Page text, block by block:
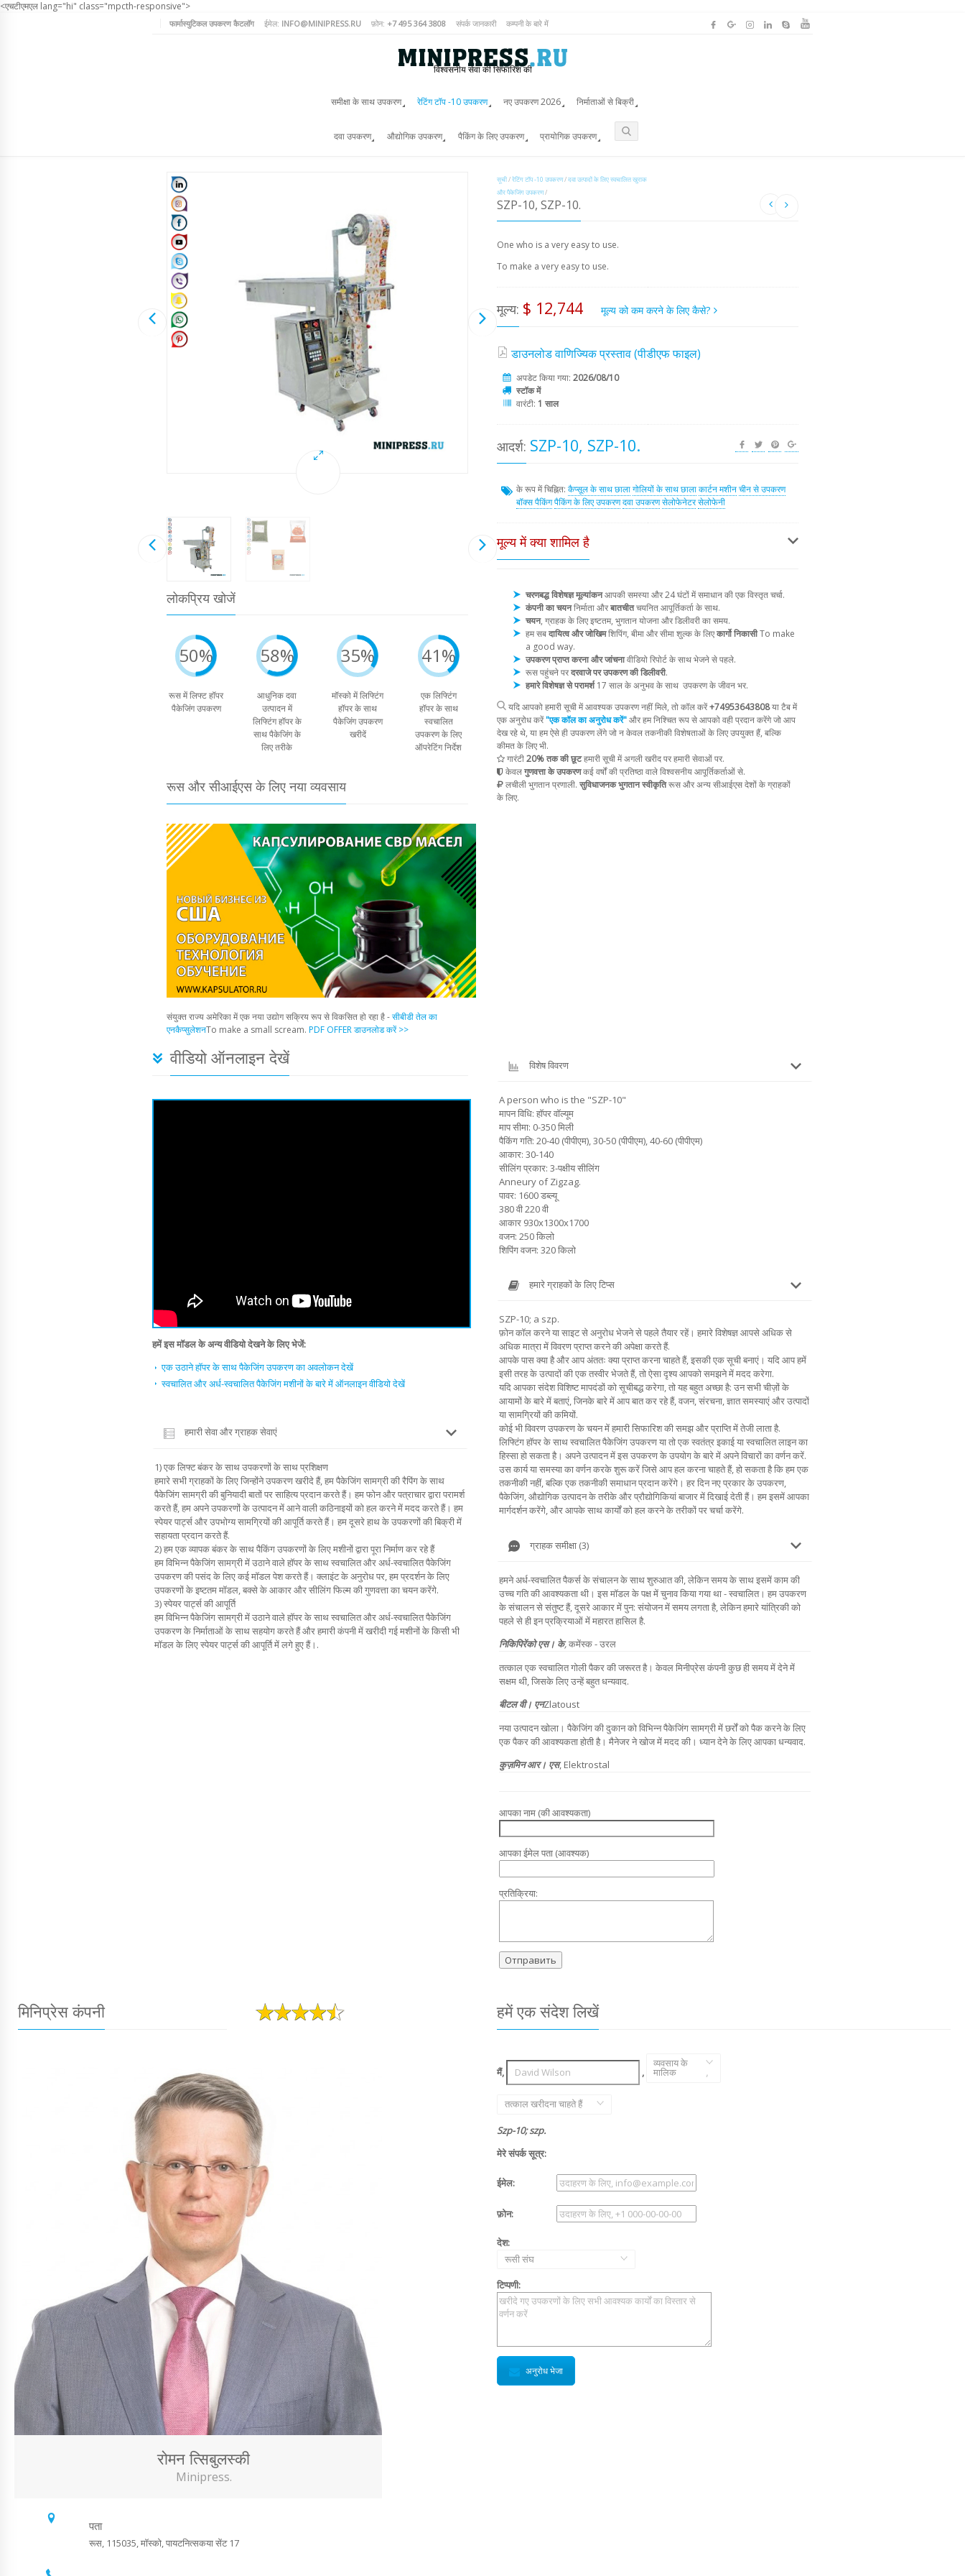
<एचटीएमएल lang="hi" class="mpcth-responsive">
फार्मास्युटिकल उपकरण कैटलॉग ईमेल: INFO@MINIPRESS.RU फ़ोन: +7 495 364 3808 संपर्क जानकारी कम्पनी के बारे में
विश्वसनीय सेवा की सिफारिश की
समीक्षा के साथ उपकरण रेटिंग टॉप -10 उपकरण नए उपकरण 2026 निर्माताओं से बिक्री
दवा उपकरण औद्योगिक उपकरण पैकिंग के लिए उपकरण प्रायोगिक उपकरण
लोकप्रिय खोजें
50%
रूस में लिफ्ट हॉपर
पैकेजिंग उपकरण
58%
आधुनिक दवा
उत्पादन में
लिफ्टिंग हॉपर के
साथ पैकेजिंग के
लिए तरीके
35%
मॉस्को में लिफ्टिंग
हॉपर के साथ
पैकेजिंग उपकरण
खरीदें
41%
एक लिफ्टिंग
हॉपर के साथ
स्वचालित
उपकरण के लिए
ऑपरेटिंग निर्देश
रूस और सीआईएस के लिए नया व्यवसाय
संयुक्त राज्य अमेरिका में एक नया उद्योग सक्रिय रूप से विकसित हो रहा है -सीबीडी तेल का
एनकैप्सुलेशनTo make a small scream. PDF OFFER डाउनलोड करें >>
सूची/रेटिंग टॉप -10 उपकरण/दवा उत्पादों के लिए स्वचालित खुराक
और पैकेजिंग उपकरण/
SZP-10, SZP-10.
One who is a very easy to use.
To make a very easy to use.
मूल्य: $ 12,744 मूल्य को कम करने के लिए कैसे?
डाउनलोड वाणिज्यिक प्रस्ताव (पीडीएफ फाइल)
अपडेट किया गया: 2026/08/10
स्टॉक में
वारंटी: 1 साल
आदर्श: SZP-10, SZP-10.
के रूप में चिह्नित: कैप्सूल के साथ छालागोलियों के साथ छालाकार्टन मशीनचीन से उपकरण
बॉक्स पैकिंगपैकिंग के लिए उपकरणदवा उपकरणसेलोफेनेटरसेलोफेनी
मूल्य में क्या शामिल है
चरणबद्ध विशेषज्ञ मूल्यांकनआपकी समस्या और 24 घंटों में समाधान की एक विस्तृत चर्चा.
कंपनी का चयननिर्माता औरबातचीतचयनित आपूर्तिकर्ता के साथ.
चयन, ग्राहक के लिए इष्टतम, भुगतान योजना और डिलीवरी का समय.
हम सबदायित्व और जोखिमशिपिंग, बीमा और सीमा शुल्क के लिएकार्गो निकासीTo make
a good way.
उपकरण प्राप्त करना और जांचनावीडियो रिपोर्ट के साथ भेजने से पहले.
रूस पहुंचने परदरवाजे पर उपकरण की डिलीवरी.
हमारे विशेषज्ञ से परामर्श17 साल के अनुभव के साथ उपकरण के जीवन भर.
यदि आपको हमारी सूची में आवश्यक उपकरण नहीं मिले, तो कॉल करें+74953643808या टैब में
एक अनुरोध करें"एक कॉल का अनुरोध करें"और हम निश्चित रूप से आपको वही प्रदान करेंगे जो आप
देख रहे थे, या हम ऐसे ही उपकरण लेंगे जो न केवल तकनीकी विशेषताओं के लिए उपयुक्त हैं, बल्कि
कीमत के लिए भी.
गारंटी20% तक की छूटहमारी सूची में अगली खरीद पर हमारी सेवाओं पर.
केवलगुणवत्ता के उपकरणकई वर्षों की प्रतिष्ठा वाले विश्वसनीय आपूर्तिकर्ताओं से.
लचीली भुगतान प्रणाली. सुविधाजनक भुगतान स्वीकृतिरूस और अन्य सीआईएस देशों के ग्राहकों
के लिए.
वीडियो ऑनलाइन देखें
हमें इस मॉडल के अन्य वीडियो देखने के लिए भेजें:
एक उठाने हॉपर के साथ पैकेजिंग उपकरण का अवलोकन देखें
स्वचालित और अर्ध-स्वचालित पैकेजिंग मशीनों के बारे में ऑनलाइन वीडियो देखें
हमारी सेवा और ग्राहक सेवाएं
1) एक लिफ्ट बंकर के साथ उपकरणों के साथ प्रशिक्षण
हमारे सभी ग्राहकों के लिए जिन्होंने उपकरण खरीदे हैं, हम पैकेजिंग सामग्री की रैपिंग के साथ
पैकेजिंग सामग्री की बुनियादी बातों पर साहित्य प्रदान करते हैं। हम फोन और पत्राचार द्वारा परामर्श
करते हैं, हम अपने उपकरणों के उत्पादन में आने वाली कठिनाइयों को हल करने में मदद करते हैं। हम
स्पेयर पार्ट्स और उपभोग्य सामग्रियों की आपूर्ति करते हैं। हम दूसरे हाथ के उपकरणों की बिक्री में
सहायता प्रदान करते हैं.
2) हम एक व्यापक बंकर के साथ पैकिंग उपकरणों के लिए मशीनों द्वारा पूरा निर्माण कर रहे हैं
हम विभिन्न पैकेजिंग सामग्री में उठाने वाले हॉपर के साथ स्वचालित और अर्ध-स्वचालित पैकेजिंग
उपकरण की पसंद के लिए कई मॉडल पेश करते हैं। क्लाइंट के अनुरोध पर, हम प्रदर्शन के लिए
उपकरणों के इष्टतम मॉडल, बक्से के आकार और सीलिंग फिल्म की गुणवत्ता का चयन करेंगे.
3) स्पेयर पार्ट्स की आपूर्ति
हम विभिन्न पैकेजिंग सामग्री में उठाने वाले हॉपर के साथ स्वचालित और अर्ध-स्वचालित पैकेजिंग
उपकरण के निर्माताओं के साथ सहयोग करते हैं और हमारी कंपनी में खरीदी गई मशीनों के किसी भी
मॉडल के लिए स्पेयर पार्ट्स की आपूर्ति में लगे हुए हैं।.
विशेष विवरण
A person who is the "SZP-10"
मापन विधि: हॉपर वॉल्यूम
माप सीमा: 0-350 मिली
पैकिंग गति: 20-40 (पीपीएम), 30-50 (पीपीएम), 40-60 (पीपीएम)
आकार: 30-140
सीलिंग प्रकार: 3-पक्षीय सीलिंग
Anneury of Zigzag.
पावर: 1600 डब्ल्यू
380 वी 220 वी
आकार 930x1300x1700
वजन: 250 किलो
शिपिंग वजन: 320 किलो
हमारे ग्राहकों के लिए टिप्स
SZP-10; a szp.
फ़ोन कॉल करने या साइट से अनुरोध भेजने से पहले तैयार रहें। हमारे विशेषज्ञ आपसे अधिक से
अधिक मात्रा में विवरण प्राप्त करने की अपेक्षा करते हैं.
आपके पास क्या है और आप अंततः क्या प्राप्त करना चाहते हैं, इसकी एक सूची बनाएं। यदि आप हमें
इसी तरह के उत्पादों की एक तस्वीर भेजते हैं, तो ऐसा दृश्य आपको समझने में मदद करेगा.
यदि आपका संदेश विशिष्ट मापदंडों को सूचीबद्ध करेगा, तो यह बहुत अच्छा है: उन सभी चीज़ों के
आयामों के बारे में बताएं, जिनके बारे में आप बात कर रहे हैं, वजन, संरचना, ज्ञात समस्याएं और उत्पादों
या सामग्रियों की कमियों.
कोई भी विवरण उपकरण के चयन में हमारी सिफारिश की समझ और प्राप्ति में तेजी लाता है.
लिफ्टिंग हॉपर के साथ स्वचालित पैकेजिंग उपकरण या तो एक स्वतंत्र इकाई या स्वचालित लाइन का
हिस्सा हो सकता है। अपने उत्पादन में इस उपकरण के उपयोग के बारे में अपने विचारों का वर्णन करें.
उस कार्य या समस्या का वर्णन करके शुरू करें जिसे आप हल करना चाहते हैं, हो सकता है कि हम एक
तकनीकी नहीं, बल्कि एक तकनीकी समाधान प्रदान करेंगे। हर दिन नए प्रकार के उपकरण,
पैकेजिंग, औद्योगिक उत्पादन के तरीके और प्रौद्योगिकियां बाजार में दिखाई देती हैं। हम इसमें आपका
मार्गदर्शन करेंगे, और आपके साथ कार्यों को हल करने के तरीकों पर चर्चा करेंगे.
ग्राहक समीक्षा (3)
हमने अर्ध-स्वचालित पैकर्स के संचालन के साथ शुरुआत की, लेकिन समय के साथ इसमें काम की
उच्च गति की आवश्यकता थी। इस मॉडल के पक्ष में चुनाव किया गया था - स्वचालित। हम उपकरण
के संचालन से संतुष्ट हैं, दूसरे आकार में पुन: संयोजन में समय लगता है, लेकिन हमारे यांत्रिकी को
पहले से ही इन प्रक्रियाओं में महारत हासिल है.
निकिपिरेंको एस। के,कमेंस्क - उरल
तत्काल एक स्वचालित गोली पैकर की जरूरत है। केवल मिनीप्रेस कंपनी कुछ ही समय में देने में
सक्षम थी, जिसके लिए उन्हें बहुत धन्यवाद.
बीटल वी। एनZlatoust
नया उत्पादन खोला। पैकेजिंग की दुकान को विभिन्न पैकेजिंग सामग्री में छर्रों को पैक करने के लिए
एक पैकर की आवश्यकता होती है। मैनेजर ने खोज में मदद की। ध्यान देने के लिए आपका धन्यवाद.
कुज़मिन आर। एस, Elektrostal
आपका नाम (की आवश्यकता)
आपका ईमेल पता (आवश्यक)
प्रतिक्रिया:
मिनिप्रेस कंपनी
रोमन त्सिबुलस्की
Minipress.
पता
रूस, 115035, मॉस्को, पायटनित्सकया सेंट 17
हमें एक संदेश लिखें
मैं, ,
व्यवसाय के
मालिक ,
तत्काल खरीदना चाहते हैं
Szp-10; szp.
मेरे संपर्क सूत्र:
ईमेल:
फ़ोन:
देश:
रूसी संघ
टिप्पणी:
अनुरोध भेजा